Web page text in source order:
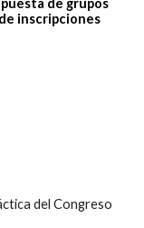
de grupos
inscripciones
del Congreso